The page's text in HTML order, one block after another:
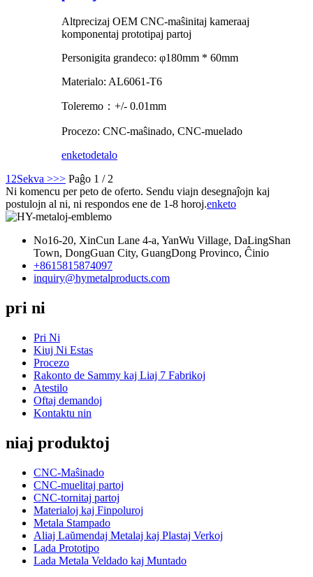
Altprecizaj OEM CNC-maŝinitaj kameraaj
komponentaj prototipaj partoj
Personigita grandeco: φ180mm * 60mm
Materialo: AL6061-T6
Toleremo：+/- 0.01mm
Procezo: CNC-maŝinado, CNC-muelado
enketodetalo
1 2Sekva >>> Paĝo 1 / 2
Ni komencu per peto de oferto. Sendu viajn desegnaĵojn kaj
postulojn al ni, ni respondos ene de 1-8 horoj.enketo
No16-20, XinCun Lane 4-a, YanWu Village, DaLingShan
Town, DongGuan City, GuangDong Provinco, Ĉinio
+8615815874097
inquiry@hymetalproducts.com
pri ni
Pri Ni
Kiuj Ni Estas
Procezo
Rakonto de Sammy kaj Liaj 7 Fabrikoj
Atestilo
Oftaj demandoj
Kontaktu nin
niaj produktoj
CNC-Maŝinado
CNC-muelitaj partoj
CNC-tornitaj partoj
Materialoj kaj Finpoluroj
Metala Stampado
Aliaj Laŭmendaj Metalaj kaj Plastaj Verkoj
Lada Prototipo
Lada Metala Veldado kaj Muntado